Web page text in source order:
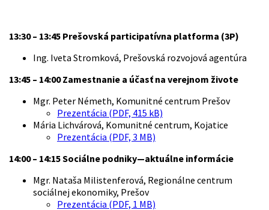
13:30 – 13:45 Prešovská participatívna platforma (3P)
Ing. Iveta Stromková, Prešovská rozvojová agentúra
13:45 – 14:00 Zamestnanie a účasť na verejnom živote
Mgr. Peter Németh, Komunitné centrum Prešov
Prezentácia (PDF, 415 kB)
Mária Lichvárová, Komunitné centrum, Kojatice
Prezentácia (PDF, 3 MB)
14:00 – 14:15 Sociálne podniky—aktuálne informácie
Mgr. Nataša Milistenferová, Regionálne centrum
sociálnej ekonomiky, Prešov
Prezentácia (PDF, 1 MB)